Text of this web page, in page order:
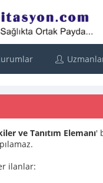
ve Tanıtım Elemanı'
ilanlar: